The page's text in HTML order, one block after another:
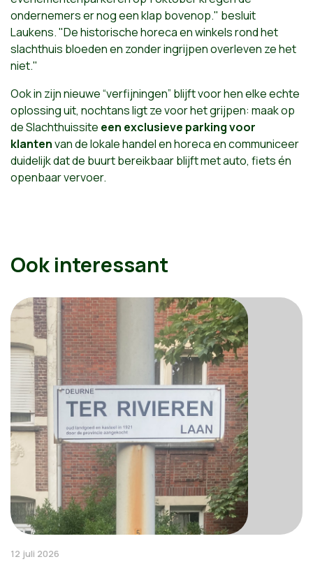
ondernemers er nog een klap bovenop." besluit
Laukens. "De historische horeca en winkels rond het
slachthuis bloeden en zonder ingrijpen overleven ze het
niet."
Ook in zijn nieuwe “verfijningen” blijft voor hen elke echte
oplossing uit, nochtans ligt ze voor het grijpen: maak op
de Slachthuissite een exclusieve parking voor
klantenvan de lokale handel en horeca en communiceer
duidelijk dat de buurt bereikbaar blijft met auto, fiets én
openbaar vervoer.
Ook interessant
12 juli 2026